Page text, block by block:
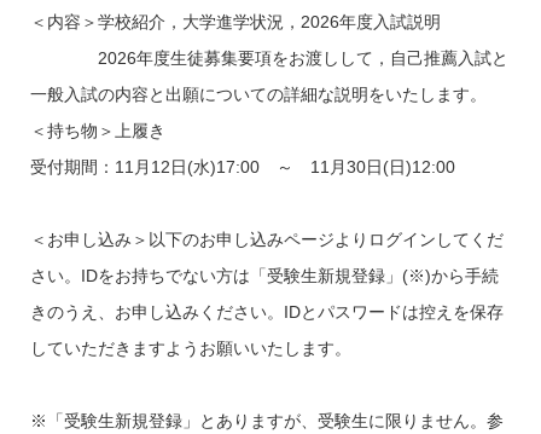
＜内容＞学校紹介，大学進学状況，2026年度入試説明
2026年度生徒募集要項をお渡しして，自己推薦入試と
一般入試の内容と出願についての詳細な説明をいたします。
＜持ち物＞上履き
受付期間：11月12日(水)17:00 ～ 11月30日(日)12:00
＜お申し込み＞以下のお申し込みページよりログインしてくだ
さい。IDをお持ちでない方は「受験生新規登録」(※)から手続
きのうえ、お申し込みください。IDとパスワードは控えを保存
していただきますようお願いいたします。
※「受験生新規登録」とありますが、受験生に限りません。参